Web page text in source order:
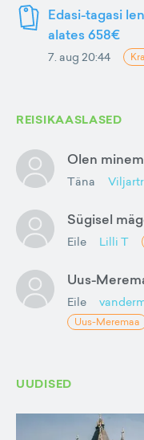
Edasi-tagasi
alates 658€
7. aug 20:44
REISIKAASLASED
Olen
Täna
Sügisel
Eile Lilli T
Uus-
Eile
Uus-Meremaa
UUDISED